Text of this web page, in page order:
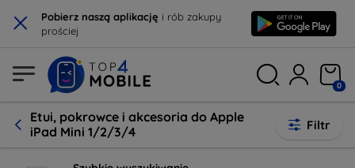
× Pobierz naszą aplikację i rób zakupy
prościej
0
Etui, pokrowce i akcesoria do Apple
iPad Mini 1/2/3/4
Filtr